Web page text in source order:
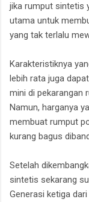
jika rumput sintetis
utama untuk
yang tak terlalu
Karakteristiknya
lebih rata juga
mini di pekarangan
Namun, harganya
membuat rumput
kurang bagus
Setelah
sintetis sekarang
Generasi ketiga